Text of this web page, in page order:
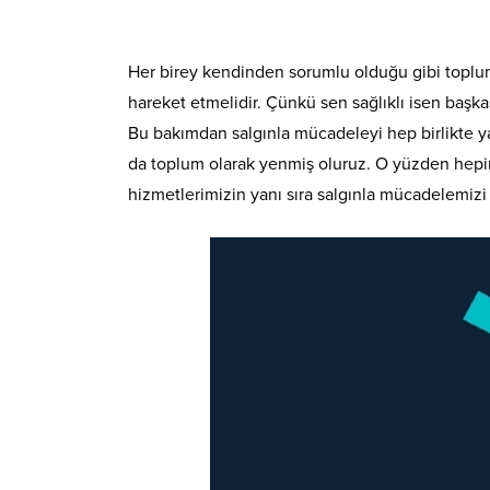
Her birey kendinden sorumlu olduğu gibi
hareket etmelidir. Çünkü sen sağlıklı isen
Bu bakımdan salgınla mücadeleyi hep birlikte
da toplum olarak yenmiş oluruz. O yüzden
hizmetlerimizin yanı sıra salgınla